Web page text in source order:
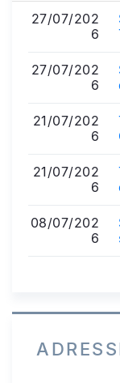
27/07/202
6
27/07/202
6
21/07/202
6
21/07/202
6
08/07/202
6